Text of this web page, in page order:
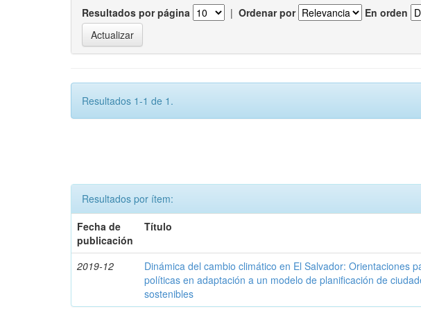
Resultados por página | Ordenar por En orden
Resultados 1-1 de 1.
Resultados por ítem:
Fecha de
publicación
Título
2019-12
Dinámica del cambio climático en El Salvador: Orientaciones
políticas en adaptación a un modelo de planificación de
sostenibles